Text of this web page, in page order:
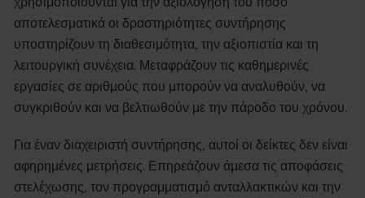
αποτελεσματικά οι δραστηριότητες συντήρησης
υποστηρίζουν τη διαθεσιμότητα, την αξιοπιστία και τη
λειτουργική συνέχεια. Μεταφράζουν τις καθημερινές
εργασίες σε αριθμούς που μπορούν να αναλυθούν, να
συγκριθούν και να βελτιωθούν με την πάροδο του χρόνου.
Για έναν διαχειριστή συντήρησης, αυτοί οι δείκτες δεν είναι
αφηρημένες μετρήσεις. Επηρεάζουν άμεσα τις αποφάσεις
στελέχωσης, τον προγραμματισμό ανταλλακτικών και την